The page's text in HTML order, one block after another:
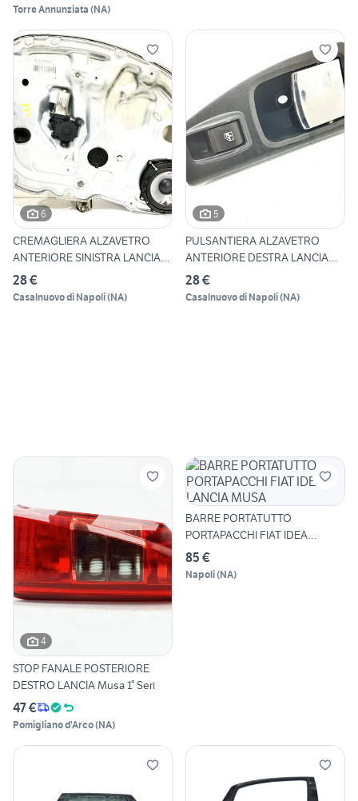
Torre Annunziata (NA)
6
CREMAGLIERA ALZAVETRO
ANTERIORE SINISTRA LANCIA
Mu
28 €
Casalnuovo di Napoli(NA)
5
PULSANTIERA ALZAVETRO
ANTERIORE DESTRA LANCIA
Musa
28 €
Casalnuovo di Napoli(NA)
4
STOP FANALE POSTERIORE
DESTRO LANCIA Musa 1° Seri
47 €
Pomigliano d'Arco(NA)
BARRE PORTATUTTO
PORTAPACCHI FIAT IDEA
LANCIA MUSA
85 €
Napoli(NA)